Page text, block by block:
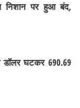
निशान पर हुआ बंद,
डॉलर घटकर 690.69